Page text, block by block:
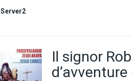
Server2
Il signor